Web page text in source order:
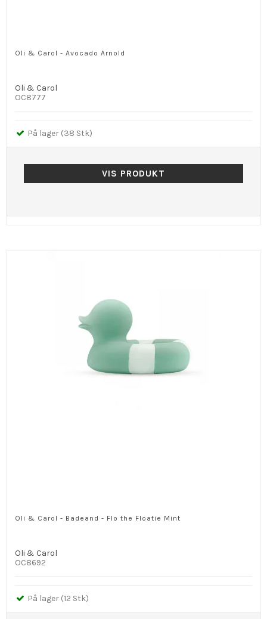
Oli & Carol - Avocado Arnold
Oli & Carol
OC8777
På lager (38 Stk)
VIS PRODUKT
Oli & Carol - Badeand - Flo the Floatie Mint
Oli & Carol
OC8692
På lager (12 Stk)